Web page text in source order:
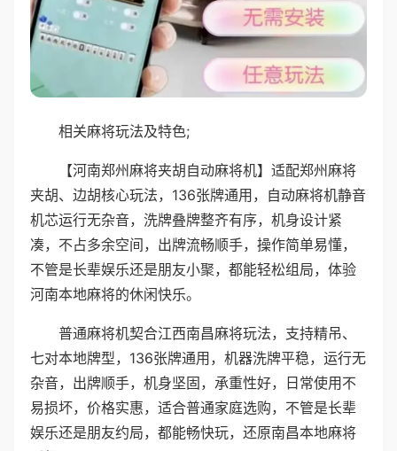
相关麻将玩法及特色;
【河南郑州麻将夹胡自动麻将机】适配郑州麻将
夹胡、边胡核心玩法，136张牌通用，自动麻将机静音
机芯运行无杂音，洗牌叠牌整齐有序，机身设计紧
凑，不占多余空间，出牌流畅顺手，操作简单易懂，
不管是长辈娱乐还是朋友小聚，都能轻松组局，体验
河南本地麻将的休闲快乐。
普通麻将机契合江西南昌麻将玩法，支持精吊、
七对本地牌型，136张牌通用，机器洗牌平稳，运行无
杂音，出牌顺手，机身坚固，承重性好，日常使用不
易损坏，价格实惠，适合普通家庭选购，不管是长辈
娱乐还是朋友约局，都能畅快玩，还原南昌本地麻将